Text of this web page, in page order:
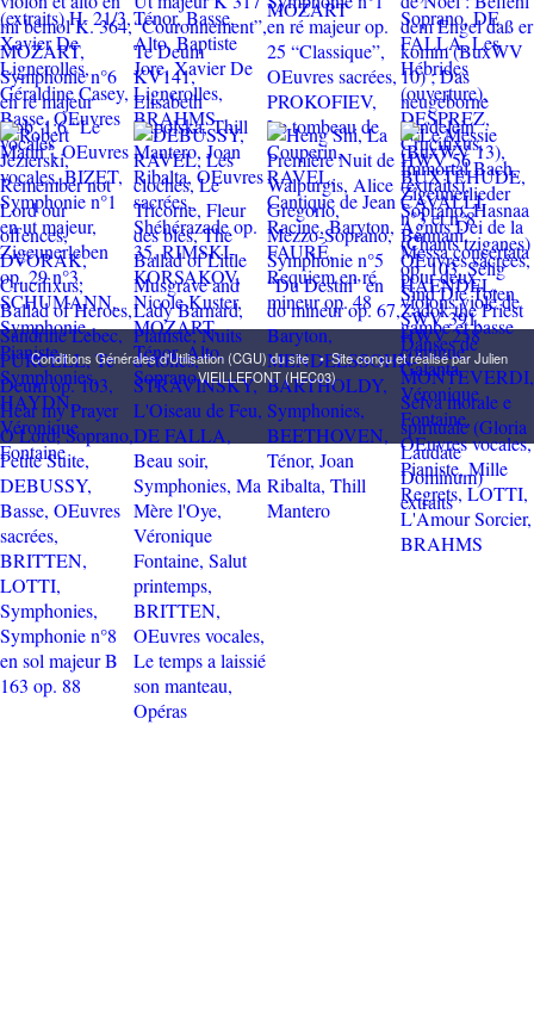
Conditions Générales d'Utilisation (CGU) du site•Site conçu et réalisé par Julien
VIEILLEFONT (HEC03)